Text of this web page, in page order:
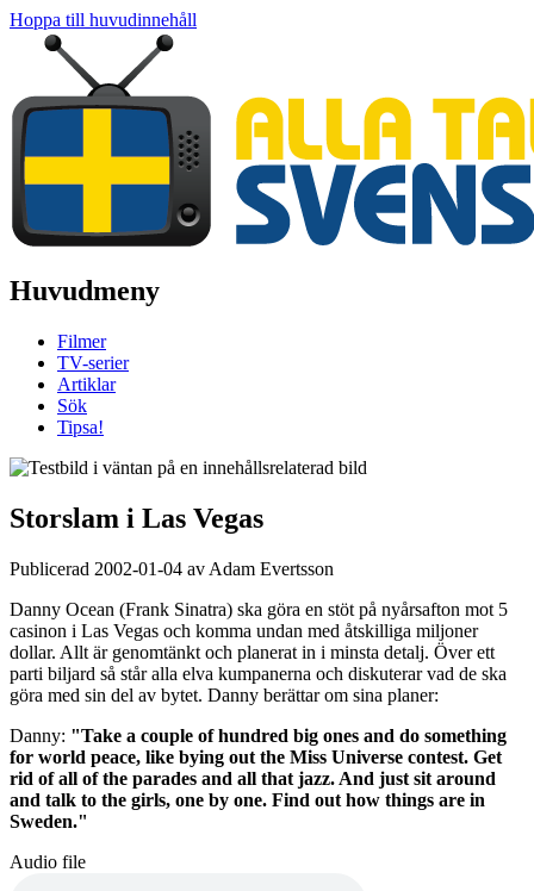
Hoppa till huvudinnehåll
Huvudmeny
Filmer
TV-serier
Artiklar
Sök
Tipsa!
Storslam i Las Vegas
Publicerad 2002-01-04 av Adam Evertsson
Danny Ocean (Frank Sinatra) ska göra en stöt på nyårsafton mot 5
casinon i Las Vegas och komma undan med åtskilliga miljoner
dollar. Allt är genomtänkt och planerat in i minsta detalj. Över ett
parti biljard så står alla elva kumpanerna och diskuterar vad de ska
göra med sin del av bytet. Danny berättar om sina planer:
Danny: "Take a couple of hundred big ones and do something
for world peace, like bying out the Miss Universe contest. Get
rid of all of the parades and all that jazz. And just sit around
and talk to the girls, one by one. Find out how things are in
Sweden."
Audio file